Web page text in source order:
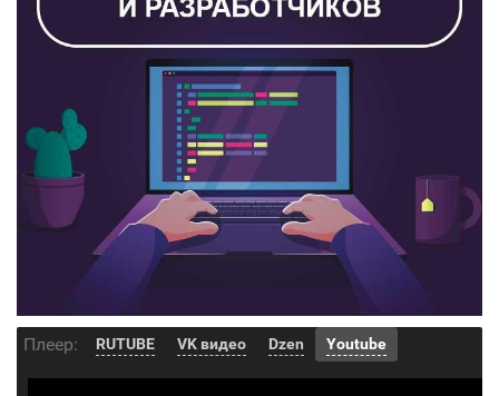
Плеер: RUTUBE VK видео Dzen Youtube